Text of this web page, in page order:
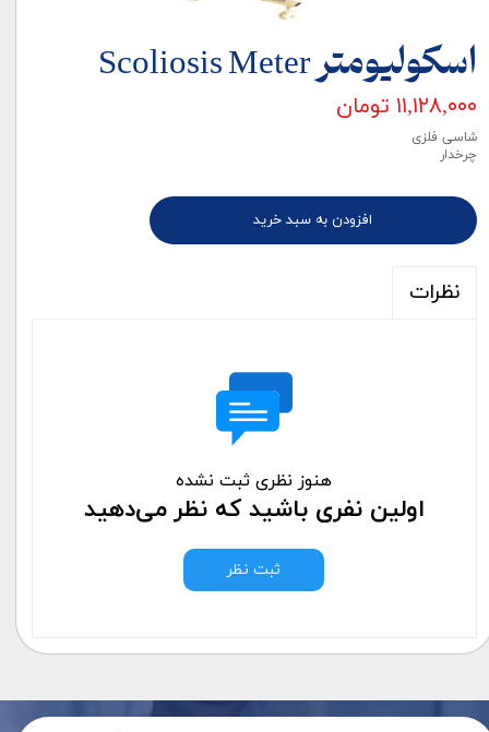
اسکولیومتر Scoliosis Meter
۱۱,۱۲۸,۰۰۰ تومان
شاسی فلزی
چرخدار
افزودن به سبد خرید
نظرات
هنوز نظری ثبت نشده
اولین نفری باشید که نظر می‌دهید
ثبت نظر